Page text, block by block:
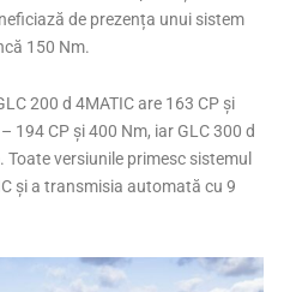
de prezența unui sistem
150 Nm.
200 d 4MATIC are 163 CP și
194 CP și 400 Nm, iar GLC 300 d
Toate versiunile primesc sistemul
și a transmisia automată cu 9